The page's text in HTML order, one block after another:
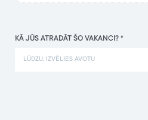
KĀ JŪS ATRADĀT ŠO VAKANCI? *
LŪDZU, IZVĒLIES AVOTU